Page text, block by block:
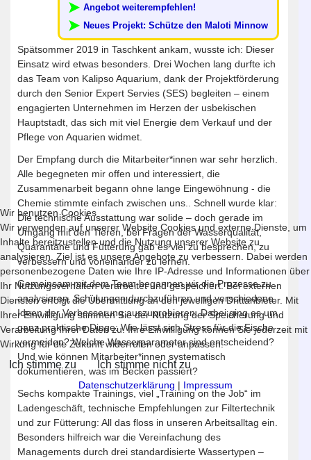
Angebot weiterempfehlen!
Neues Projekt: Schütze den Maloti Minnow
Spätsommer 2019 in Taschkent ankam, wusste ich: Dieser
Einsatz wird etwas besonders. Drei Wochen lang durfte ich
das Team von Kalipso Aquarium, dank der Projektförderung
durch den Senior Expert Servies (SES) begleiten – einem
engagierten Unternehmen im Herzen der usbekischen
Hauptstadt, das sich mit viel Energie dem Verkauf und der
Pflege von Aquarien widmet.
Der Empfang durch die Mitarbeiter*innen war sehr herzlich.
Alle begegneten mir offen und interessiert, die
Zusammenarbeit begann ohne lange Eingewöhnung - die
Chemie stimmte einfach zwischen uns.. Schnell wurde klar:
Die technische Ausstattung war solide – doch gerade im
Umgang mit den Tieren, bei Fragen der Wasserqualität,
Quarantäne und Fütterung gab es viel zu besprechen, zu
verbessern und voneinander zu lernen.
Gemeinsam mit dem Team begannen wir die Prozesse zu
analysieren, Schulungen durchzuführen und verschiedene
Ideen der Verbesserung auszuprobieren. Dabei ging es um
ganz praktische Dinge: Wie lässt sich Stress für die Fische
vermeiden? Welche Wasserparameter sind entscheidend?
Und wie können Mitarbeiter*innen systematisch
dokumentieren, was im Becken passiert?
Sechs kompakte Trainings, viel „Training on the Job“ im
Ladengeschäft, technische Empfehlungen zur Filtertechnik
und zur Fütterung: All das floss in unseren Arbeitsalltag ein.
Besonders hilfreich war die Vereinfachung des
Managements durch drei standardisierte Wassertypen –
Wir benutzen Cookies
Wir verwenden auf unserer Website Cookies und externe Dienste, um
Inhalte bereitzustellen und die Nutzung unserer Website zu
analysieren. Ziel ist es unsere Angebote zu verbessern. Dabei werden
personenbezogene Daten wie Ihre IP-Adresse und Informationen über
Ihr Nutzungsverhalten verarbeitet und gespeichert. Bei externen
Diensten erfolgt die Übermittlung an den jeweiligen Drittanbieter. Mit
Ihrer Einwilligung stimmen Sie der Nutzung der Speicherung und
Verarbeitung Ihrer Daten zu. Ihre Einwilligung können Sie jederzeit mit
Wirkung für die Zukunft widerrufen oder anpassen.
Ich stimme zu Ich stimme nicht zu
Datenschutzerklärung | Impressum